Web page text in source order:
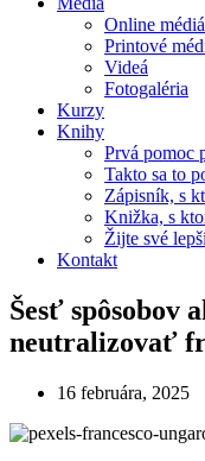
Online médiá
Printové
Videá
Fotogaléria
Kurzy
Knihy
Prvá pomoc
Takto sa to
Zápisník, s
Knižka, s
Žijte své
Kontakt
Šesť spôsobov
neutralizovať
16 februára, 2025